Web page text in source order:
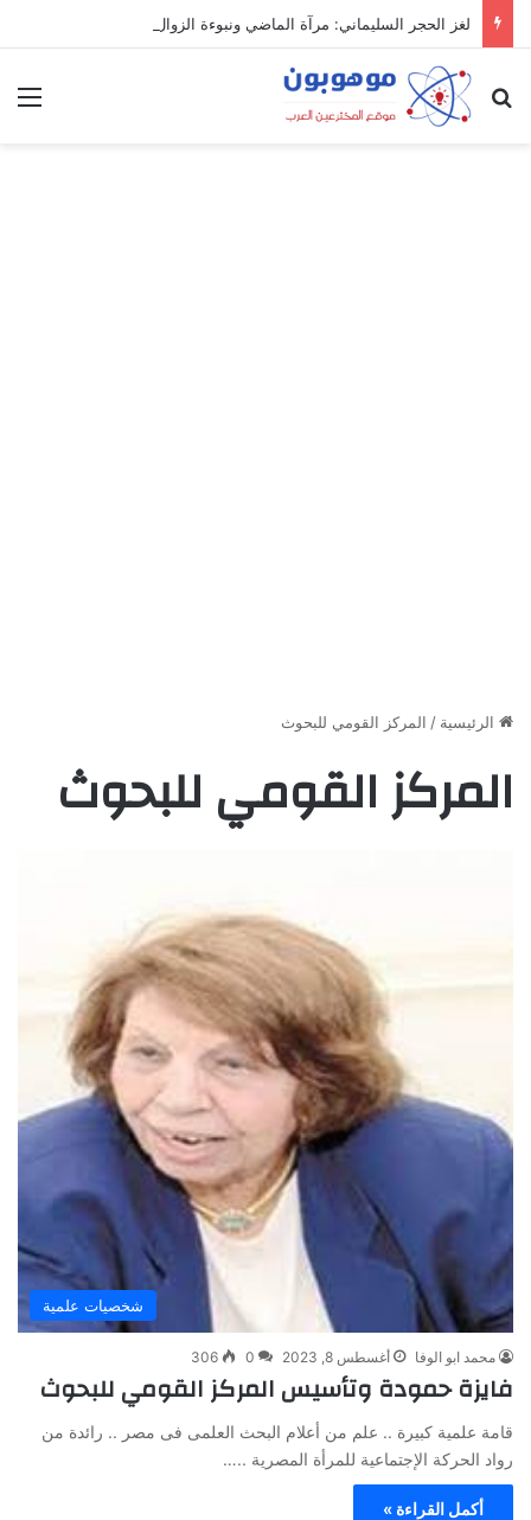
لغز الحجر السليماني: مرآة الماضي ونبوءة الزوال
بحث عن
الرئيسية / المركز القومي للبحوث
المركز القومي للبحوث
شخصيات علمية
محمد ابو الوفا أغسطس 8, 2023 0
306
فايزة حمودة وتأسيس المركز القومي للبحوث
قامة علمية كبيرة .. علم من أعلام البحث العلمى فى مصر .. رائدة من
رواد الحركة الإجتماعية للمرأة المصرية ..…
أكمل القراءة »